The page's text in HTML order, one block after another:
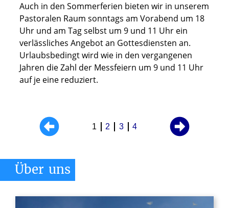
Auch in den Sommerferien bieten wir in unserem
Pastoralen Raum sonntags am Vorabend um 18
Uhr und am Tag selbst um 9 und 11 Uhr ein
verlässliches Angebot an Gottesdiensten an.
Urlaubsbedingt wird wie in den vergangenen
Jahren die Zahl der Messfeiern um 9 und 11 Uhr
auf je eine reduziert.
1 2 3 4
Über uns